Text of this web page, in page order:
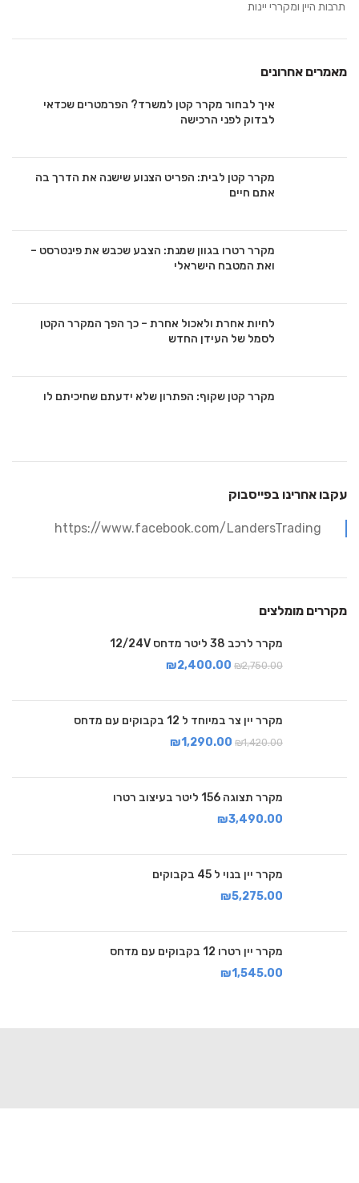
תרבות היין ומקררי יינות
מאמרים אחרונים
איך לבחור מקרר קטן למשרד? הפרמטרים שכדאי
לבדוק לפני הרכישה
מקרר קטן לבית: הפריט הצנוע שישנה את הדרך בה
אתם חיים
מקרר רטרו בגוון שמנת: הצבע שכבש את פינטרסט –
ואת המטבח הישראלי
לחיות אחרת ולאכול אחרת – כך הפך המקרר הקטן
לסמל של העידן החדש
מקרר קטן שקוף: הפתרון שלא ידעתם שחיכיתם לו
עקבו אחרינו בפייסבוק
https://www.facebook.com/LandersTrading
מקררים מומלצים
מקרר לרכב 38 ליטר מדחס 12/24V
₪2,750.00
₪2,400.00
מקרר יין צר במיוחד ל 12 בקבוקים עם מדחס
₪1,420.00
₪1,290.00
מקרר תצוגה 156 ליטר בעיצוב רטרו
₪3,490.00
מקרר יין בנוי ל 45 בקבוקים
₪5,275.00
מקרר יין רטרו 12 בקבוקים עם מדחס
₪1,545.00